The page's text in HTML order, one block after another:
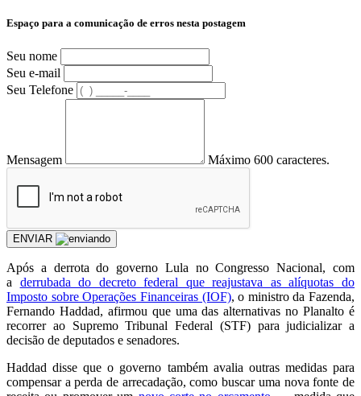
Espaço para a comunicação de erros nesta postagem
Seu nome
Seu e-mail
Seu Telefone
Mensagem Máximo 600 caracteres.
ENVIAR
Após a derrota do governo Lula no Congresso Nacional, com
a derrubada do decreto federal que reajustava as alíquotas do
Imposto sobre Operações Financeiras (IOF), o ministro da Fazenda,
Fernando Haddad, afirmou que uma das alternativas no Planalto é
recorrer ao Supremo Tribunal Federal (STF) para judicializar a
decisão de deputados e senadores.
Haddad disse que o governo também avalia outras medidas para
compensar a perda de arrecadação, como buscar uma nova fonte de